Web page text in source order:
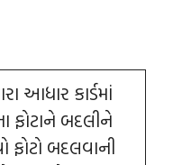
આધાર કાર્ડમાં
ફોટાને બદલીને
ફોટો બદલવાની